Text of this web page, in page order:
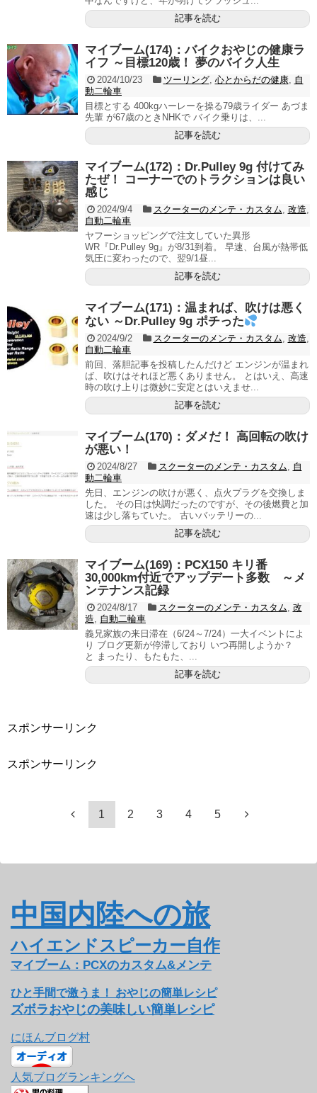
記事を読む
マイブーム(174)：バイクおやじの健康ラ
イフ ～目標120歳！ 夢のバイク人生
2024/10/23 ツーリング, 心とからだの健康, 自
動二輪車
目標とする 400kgハーレーを操る79歳ライダー あづま
先輩 が67歳のときNHKで バイク乗りは、...
記事を読む
マイブーム(172)：Dr.Pulley 9g 付けてみ
たぜ！ コーナーでのトラクションは良い
感じ
2024/9/4 スクーターのメンテ・カスタム 改造
自動二輪車
ヤフーショッピングで注文していた異形
WR『Dr.Pulley 9g』が8/31到着。 早速、台風が熱帯低
気圧に変わったので、翌9/1昼...
記事を読む
マイブーム(171)：温まれば、吹けは悪く
ない ～Dr.Pulley 9g ポチった
2024/9/2 スクーターのメンテ・カスタム, 改造,
自動二輪車
前回、落胆記事を投稿したんだけど エンジンが温まれ
ば、吹けはそれほど悪くありません。 とはいえ、高速
時の吹け上りは微妙に安定とはいえませ...
記事を読む
マイブーム(170)：ダメだ！ 高回転の吹け
が悪い！
2024/8/27 スクーターのメンテ・カスタム, 自
動二輪車
先日、エンジンの吹けが悪く、点火プラグを交換しま
した。 その日は快調だったのですが、その後燃費と加
速は少し落ちていた。 古いバッテリーの...
記事を読む
マイブーム(169)：PCX150 キリ番
30,000km付近でアップデート多数 ～メ
ンテナンス記録
2024/8/17 スクーターのメンテ・カスタム, 改
造, 自動二輪車
義兄家族の来日滞在（6/24～7/24）一大イベントによ
り ブログ更新が停滞しており いつ再開しようか？
と まったり、もたもた、...
記事を読む
スポンサーリンク
スポンサーリンク
1 2 3 4 5
中国内陸への旅
ハイエンドスピーカー自作
マイブーム：PCXのカスタム&メンテ
ひと手間で激うま！ おやじの簡単レシピ
ズボラおやじの美味しい簡単レシピ
にほんブログ村
人気ブログランキングへ